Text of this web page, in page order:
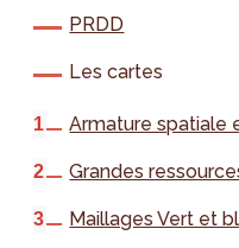
PRDD
Les cartes
Armature spatiale
Grandes
Maillages Vert et